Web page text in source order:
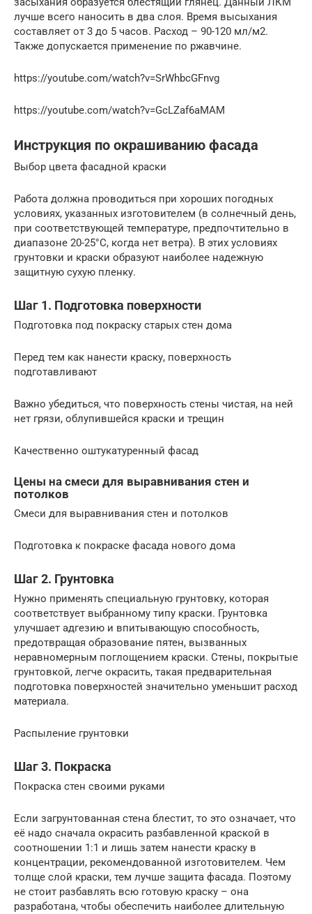
лучше всего наносить в два слоя. Время высыхания
составляет от 3 до 5 часов. Расход – 90-120 мл/м2.
Также допускается применение по ржавчине.
https://youtube.com/watch?v=SrWhbcGFnvg
https://youtube.com/watch?v=GcLZaf6aMAM
Инструкция по окрашиванию фасада
Выбор цвета фасадной краски
Работа должна проводиться при хороших погодных
условиях, указанных изготовителем (в солнечный день,
при соответствующей температуре, предпочтительно в
диапазоне 20-25°С, когда нет ветра). В этих условиях
грунтовки и краски образуют наиболее надежную
защитную сухую пленку.
Шаг 1. Подготовка поверхности
Подготовка под покраску старых стен дома
Перед тем как нанести краску, поверхность
подготавливают
Важно убедиться, что поверхность стены чистая, на ней
нет грязи, облупившейся краски и трещин
Качественно оштукатуренный фасад
Цены на смеси для выравнивания стен и
потолков
Смеси для выравнивания стен и потолков
Подготовка к покраске фасада нового дома
Шаг 2. Грунтовка
Нужно применять специальную грунтовку, которая
соответствует выбранному типу краски. Грунтовка
улучшает адгезию и впитывающую способность,
предотвращая образование пятен, вызванных
неравномерным поглощением краски. Стены, покрытые
грунтовкой, легче окрасить, такая предварительная
подготовка поверхностей значительно уменьшит расход
материала.
Распыление грунтовки
Шаг 3. Покраска
Покраска стен своими руками
Если загрунтованная стена блестит, то это означает, что
её надо сначала окрасить разбавленной краской в
соотношении 1:1 и лишь затем нанести краску в
концентрации, рекомендованной изготовителем. Чем
толще слой краски, тем лучше защита фасада. Поэтому
не стоит разбавлять всю готовую краску – она
разработана, чтобы обеспечить наиболее длительную